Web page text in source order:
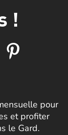
!
pour
et profiter
le Gard.